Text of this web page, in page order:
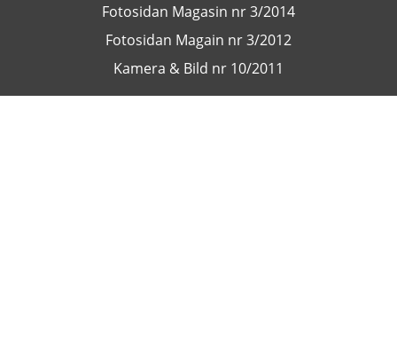
Fotosidan Magasin nr 3/2014
Fotosidan Magain nr 3/2012
Kamera & Bild nr 10/2011